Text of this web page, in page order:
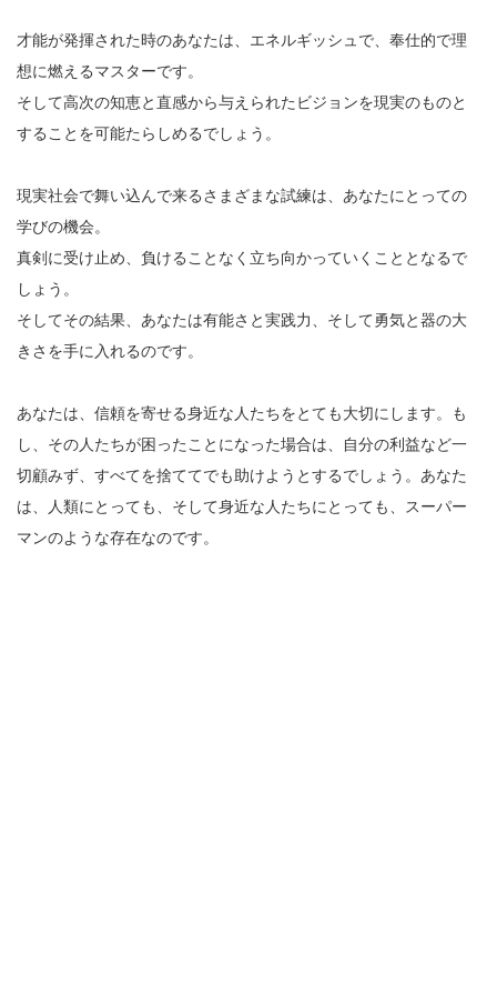
才能が発揮された時のあなたは、エネルギッシュで、奉仕的で理
想に燃えるマスターです。
そして高次の知恵と直感から与えられたビジョンを現実のものと
することを可能たらしめるでしょう。
現実社会で舞い込んで来るさまざまな試練は、あなたにとっての
学びの機会。
真剣に受け止め、負けることなく立ち向かっていくこととなるで
しょう。
そしてその結果、あなたは有能さと実践力、そして勇気と器の大
きさを手に入れるのです。
あなたは、信頼を寄せる身近な人たちをとても大切にします。も
し、その人たちが困ったことになった場合は、自分の利益など一
切顧みず、すべてを捨ててでも助けようとするでしょう。あなた
は、人類にとっても、そして身近な人たちにとっても、スーパー
マンのような存在なのです。